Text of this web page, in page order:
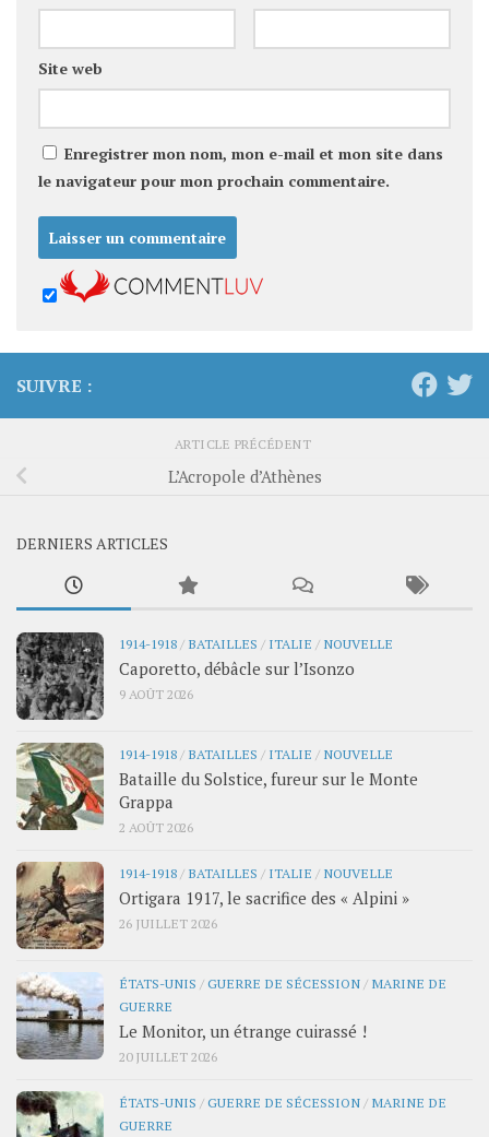
Site web
Enregistrer mon nom, mon e-mail et mon site dans
le navigateur pour mon prochain commentaire.
SUIVRE :
ARTICLE PRÉCÉDENT
L’Acropole d’Athènes
DERNIERS ARTICLES
1914-1918 / BATAILLES / ITALIE / NOUVELLE
Caporetto, débâcle sur l’Isonzo
9 AOÛT 2026
1914-1918 / BATAILLES / ITALIE / NOUVELLE
Bataille du Solstice, fureur sur le Monte
Grappa
2 AOÛT 2026
1914-1918 / BATAILLES / ITALIE / NOUVELLE
Ortigara 1917, le sacrifice des « Alpini »
26 JUILLET 2026
ÉTATS-UNIS /GUERRE DE SÉCESSION / MARINE DE
GUERRE
Le Monitor, un étrange cuirassé !
20 JUILLET 2026
ÉTATS-UNIS /GUERRE DE SÉCESSION / MARINE DE
GUERRE